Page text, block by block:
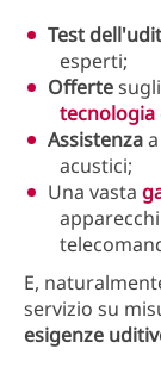
Test
esperti;
Offertesugli
tecnologia
Assistenza
acustici;
Una vasta
E,
servizio su
esigenze